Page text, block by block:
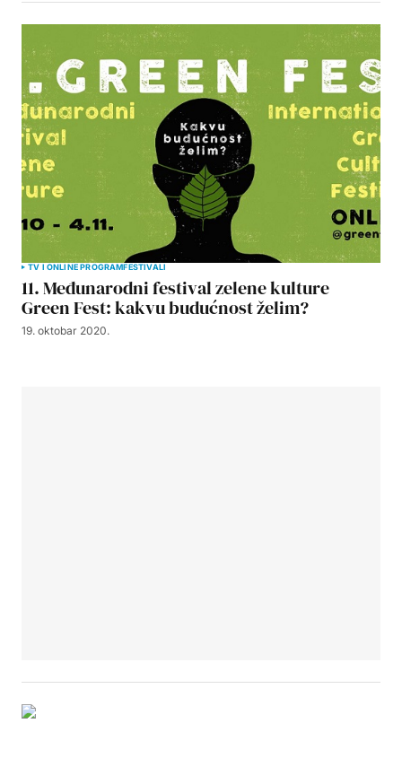
TV I ONLINE PROGRAMFESTIVALI
11. Međunarodni festival zelene kulture
Green Fest: kakvu budućnost želim?
19. oktobar 2020.